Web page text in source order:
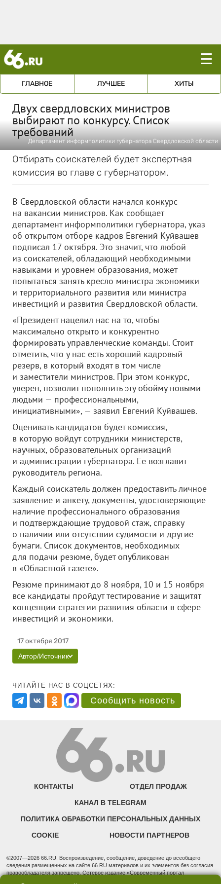
☰
ГЛАВНОЕ ЛУЧШЕЕ ХИТЫ
Двух свердловских министров
выбирают по конкурсу. Список
требований
Департамент информполитики губернатора Свердловской области
Отбирать соискателей будет экспертная
комиссия во главе с губернатором.
В Свердловской области начался конкурс
на вакансии министров. Как сообщает
департамент информполитики губернатора, указ
об открытом отборе кадров Евгений Куйвашев
подписал 17 октября. Это значит, что любой
из соискателей, обладающий необходимыми
навыками и уровнем образования, может
попытаться занять кресло министра экономики
и территориального развития или министра
инвестиций и развития Свердловской области.
«Президент нацелил нас на то, чтобы
максимально открыто и конкурентно
формировать управленческие команды. Стоит
отметить, что у нас есть хороший кадровый
резерв, в который входят в том числе
и заместители министров. При этом конкурс,
уверен, позволит пополнить эту обойму новыми
людьми — профессиональными,
инициативными», — заявил Евгений Куйвашев.
Оценивать кандидатов будет комиссия,
в которую войдут сотрудники министерств,
научных, образовательных организаций
и администрации губернатора. Ее возглавит
руководитель региона.
Каждый соискатель должен предоставить личное
заявление и анкету, документы, удостоверяющие
наличие профессионального образования
и подтверждающие трудовой стаж, справку
о наличии или отсутствии судимости и другие
бумаги. Список документов, необходимых
для подачи резюме, будет опубликован
в «Областной газете».
Резюме принимают до 8 ноября, 10 и 15 ноября
все кандидаты пройдут тестирование и защитят
концепции стратегии развития области в сфере
инвестиций и экономики.
17 октября 2017
Автор/Источник
ЧИТАЙТЕ НАС В СОЦСЕТЯХ:
Сообщить новость
КОНТАКТЫ ОТДЕЛ ПРОДАЖ
КАНАЛ В TELEGRAM
ПОЛИТИКА ОБРАБОТКИ ПЕРСОНАЛЬНЫХ ДАННЫХ
COOKIE НОВОСТИ ПАРТНЕРОВ
©2007—2026 66.RU. Воспроизведение, сообщение, доведение до всеобщего
сведения размещенных на сайте 66.RU материалов и их элементов без согласия
правообладателя запрещено. Сетевое издание «Современный портал